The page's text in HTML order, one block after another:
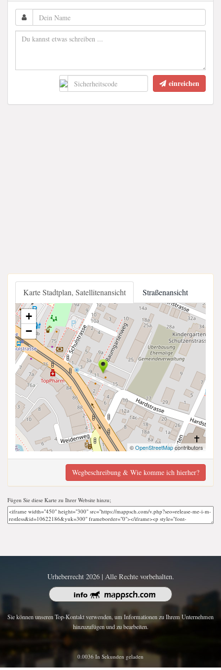
einreichen
Karte Stadtplan, Satellitenansicht Straßenansicht
+
−
©OpenStreetMapcontributors
Wegbeschreibung & Wie komme ich hierher?
Fügen Sie diese Karte zu Ihrer Website hinzu;
Urheberrecht 2026 | Alle Rechte vorbehalten.
Sie können unseren Top-Kontakt verwenden, um Informationen zu Ihrem Unternehmen
hinzuzufügen und zu bearbeiten.
0.0036 In Sekunden geladen